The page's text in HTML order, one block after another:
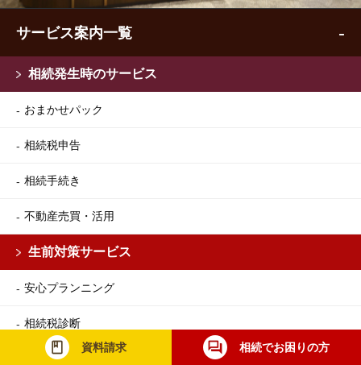
資料請求 相続でお困りの方
サービス案内一覧
相続発生時のサービス
おまかせパック
相続税申告
相続手続き
不動産売買・活用
生前対策サービス
安心プランニング
相続税診断
不動産投資コンサルティング